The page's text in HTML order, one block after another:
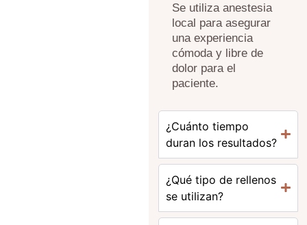
Se utiliza anestesia
local para asegurar
una experiencia
cómoda y libre de
dolor para el
paciente.
¿Cuánto tiempo
duran los resultados?
¿Qué tipo de rellenos
se utilizan?